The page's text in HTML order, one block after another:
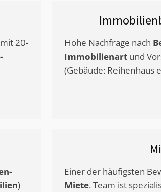
20-
Hohe Nachfrage nach
Immobilienart und
(Gebäude: Reihenhaus
)
Einer der häufigsten
Miete. Team ist